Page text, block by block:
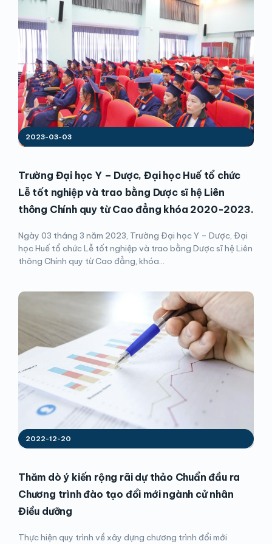
2023-03-03
Trường Đại học Y – Dược, Đại học Huế tổ chức
Lễ tốt nghiệp và trao bằng Dược sĩ hệ Liên
thông Chính quy từ Cao đẳng khóa 2020-2023.
Ngày 03 tháng 3 năm 2023, Trường Đại học Y – Dược, Đại
học Huế tổ chức Lễ tốt nghiệp và trao bằng Dược sĩ hệ Liên
thông Chính quy từ Cao đẳng, khóa...
2022-12-20
Thăm dò ý kiến rộng rãi dự thảo Chuẩn đầu ra
Chương trình đào tạo đổi mới ngành cử nhân
Điều dưỡng
Thực hiện quy trình về xây dựng chương trình đổi mới